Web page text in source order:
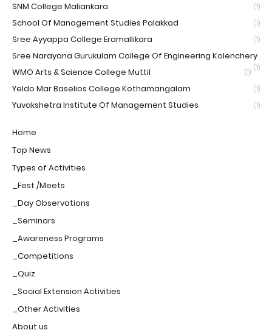
SNM College Maliankara (1)
School Of Management Studies Palakkad (1)
Sree Ayyappa College Eramallikara (1)
Sree Narayana Gurukulam College Of Engineering Kolenchery
(1)
WMO Arts & Science College Muttil (1)
Yeldo Mar Baselios College Kothamangalam (1)
Yuvakshetra Institute Of Management Studies (1)
Home
Top News
Types of Activities
_Fest /Meets
_Day Observations
_Seminars
_Awareness Programs
_Competitions
_Quiz
_Social Extension Activities
_Other Activities
About us